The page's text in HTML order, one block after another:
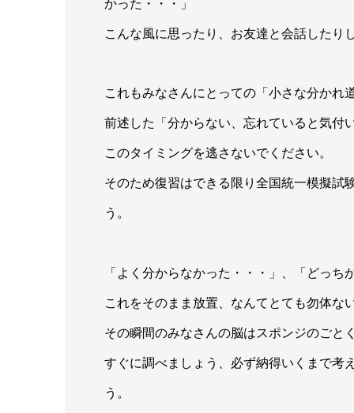
かった・・・」
こんな風に思ったり、お友達と会話したり
これもみなさんにとっての「小さな分かれ
前述した「分からない、忘れていると気付
このタイミングを逃さないでください。
そのため復習はできる限り全国統一模擬試
う。
「よく分からなかった・・・」、「どっち
これをそのまま放置、なんてとても勿体な
その瞬間のみなさんの脳はスポンジのごと
すぐに調べましょう、必ず納得いくまで考
う。